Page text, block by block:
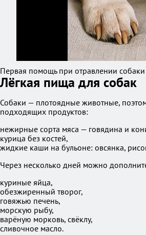
Первая помощь при отравлении
Лёгкая пища для собак
Собаки — плотоядные животные,
подходящих продуктов:
нежирные сорта мяса — говядина и
курица без костей,
жидкие каши на бульоне: овсянка,
Через несколько дней можно
куриные яйца,
обезжиренный творог,
говяжью печень,
морскую рыбу,
варёную морковь, свёклу,
сливочное масло.